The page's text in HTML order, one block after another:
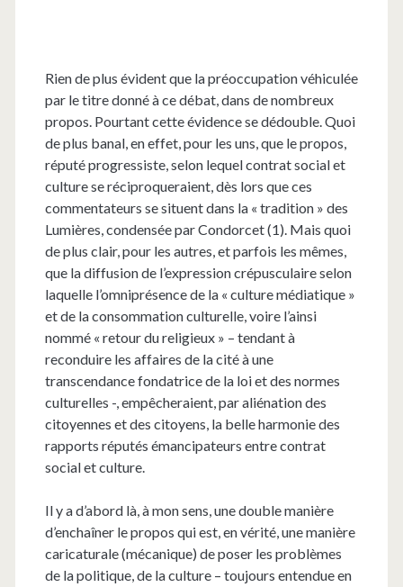
Rien de plus évident que la préoccupation véhiculée
par le titre donné à ce débat, dans de nombreux
propos. Pourtant cette évidence se dédouble. Quoi
de plus banal, en effet, pour les uns, que le propos,
réputé progressiste, selon lequel contrat social et
culture se réciproqueraient, dès lors que ces
commentateurs se situent dans la « tradition » des
Lumières, condensée par Condorcet (1). Mais quoi
de plus clair, pour les autres, et parfois les mêmes,
que la diffusion de l’expression crépusculaire selon
laquelle l’omniprésence de la « culture médiatique »
et de la consommation culturelle, voire l’ainsi
nommé « retour du religieux » – tendant à
reconduire les affaires de la cité à une
transcendance fondatrice de la loi et des normes
culturelles -, empêcheraient, par aliénation des
citoyennes et des citoyens, la belle harmonie des
rapports réputés émancipateurs entre contrat
social et culture.
Il y a d’abord là, à mon sens, une double manière
d’enchaîner le propos qui est, en vérité, une manière
caricaturale (mécanique) de poser les problèmes
de la politique, de la culture – toujours entendue en